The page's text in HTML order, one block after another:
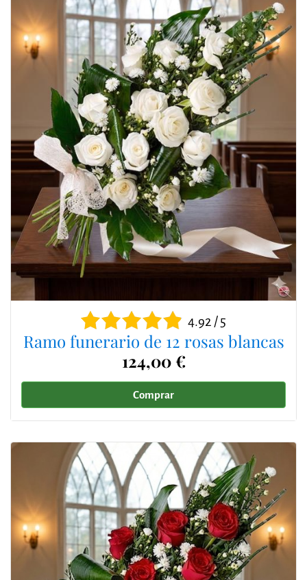
4.92 / 5
Ramo funerario de 12 rosas blancas
124,00 €
Comprar